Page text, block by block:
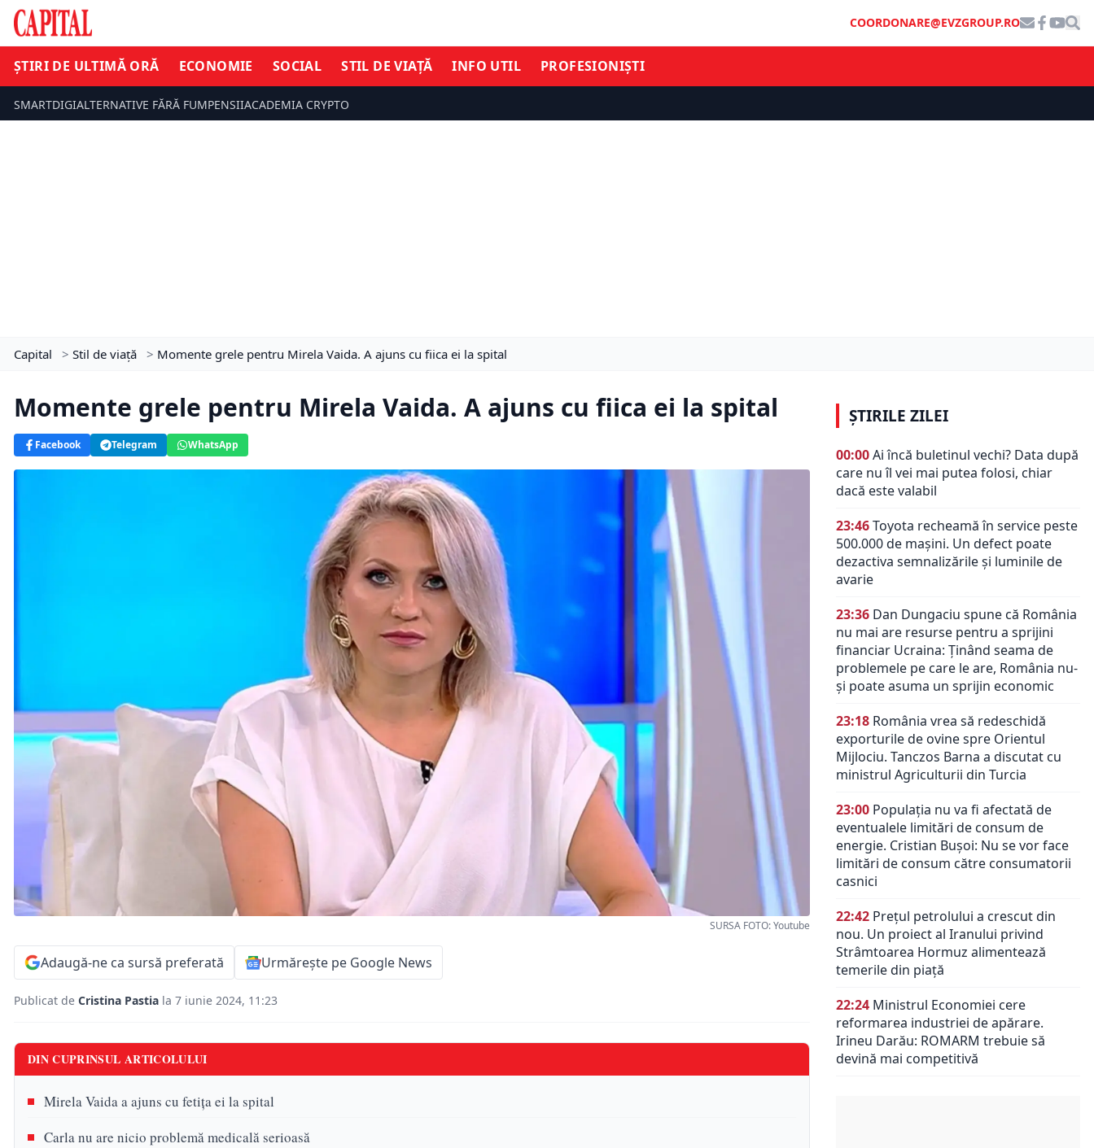
COORDONARE@EVZGROUP.RO
ȘTIRI DE ULTIMĂ ORĂ ECONOMIE SOCIAL STIL DE VIAȚĂ INFO UTIL PROFESIONIȘTI
SMARTDIGIALTERNATIVE FĂRĂ FUMPENSIIACADEMIA CRYPTO
Capital > Stil de viață > Momente grele pentru Mirela Vaida. A ajuns cu fiica ei la spital
Momente grele pentru Mirela Vaida. A ajuns cu fiica ei la spital
Facebook Telegram WhatsApp
SURSA FOTO: Youtube
Adaugă-ne ca sursă preferată Urmărește pe Google News
Publicat de Cristina Pastia la 7 iunie 2024, 11:23
DIN CUPRINSUL ARTICOLULUI
Mirela Vaida a ajuns cu fetița ei la spital
Carla nu are nicio problemă medicală serioasă
care nu îl vei mai putea folosi, chiar
dacă este valabil
500.000 de mașini. Un defect poate
dezactiva semnalizările și luminile de
avarie
nu mai are resurse pentru a sprijini
financiar Ucraina: Ținând seama de
problemele pe care le are, România nu-
și poate asuma un sprijin economic
exporturile de ovine spre Orientul
Mijlociu. Tanczos Barna a discutat cu
ministrul Agriculturii din Turcia
eventualele limitări de consum de
energie. Cristian Bușoi: Nu se vor face
limitări de consum către consumatorii
casnici
nou. Un proiect al Iranului privind
Strâmtoarea Hormuz alimentează
temerile din piață
reformarea industriei de apărare.
Irineu Darău: ROMARM trebuie să
devină mai competitivă